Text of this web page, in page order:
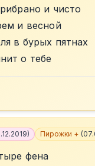
и чисто
и весной
в бурых пятнах
о тебе
) Пирожки + (
фена